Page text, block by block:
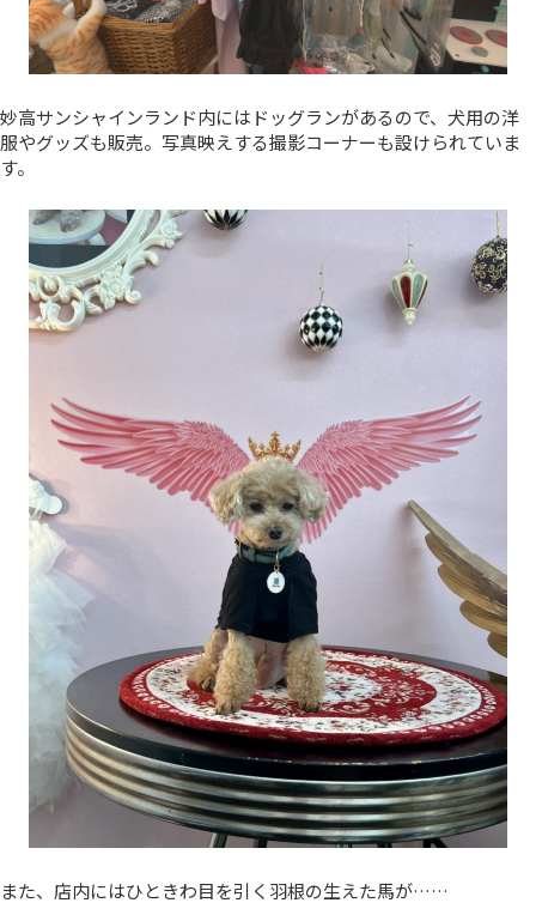
妙高サンシャインランド内にはドッグランがあるので、犬用の洋
服やグッズも販売。写真映えする撮影コーナーも設けられていま
す。
また、店内にはひときわ目を引く羽根の生えた馬が……